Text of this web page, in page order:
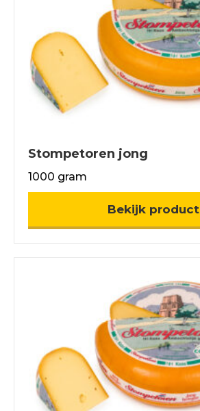
Stompetoren jong
1000 gram
Bekijk product